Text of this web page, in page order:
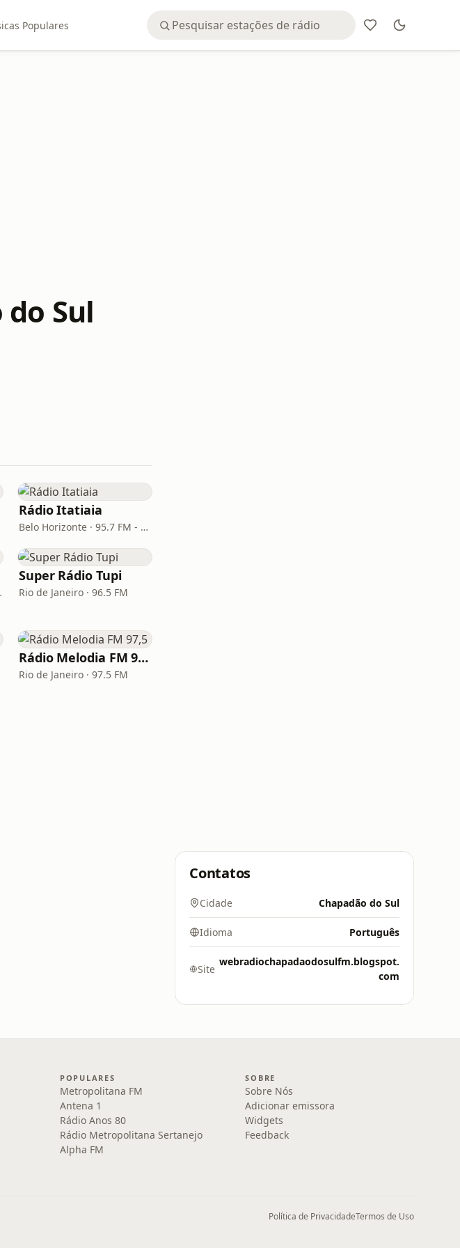
Populares
Sul
Rádio Itatiaia
Belo Horizonte · 95.7 FM - 610 AM
AM
Super Rádio Tupi
Rio de Janeiro · 96.5 FM
Rádio Melodia FM 97,5
Rio de Janeiro · 97.5 FM
Contatos
Cidade Chapadão do Sul
Idioma Português
Site
webradiochapadaodosulfm.blogspot.
com
POPULARES
Metropolitana FM
Antena 1
Rádio Anos 80
Rádio Metropolitana Sertanejo
Alpha FM
SOBRE
Sobre Nós
Adicionar emissora
Widgets
Feedback
Política de PrivacidadeTermos de Uso